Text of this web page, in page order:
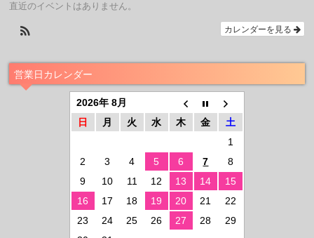
直近のイベントはありません。
カレンダーを見る
営業日カレンダー
2026年 8月
日
月 火 水 木 金
土
1
2
3 4 5 6 7
8
9
10 11 12 13 14
15
16
17 18 19 20 21
22
23
24 25 26 27 28
29